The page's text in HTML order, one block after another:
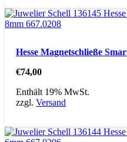
Hesse Magnetschließe
€74,00
Enthält 19% MwSt.
zzgl.Versand